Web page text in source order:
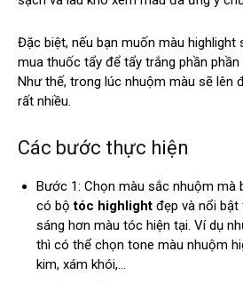
Đặc biệt, nếu bạn muốn màu highlight
mua thuốc tẩy để tẩy trắng phần
Như thế, trong lúc nhuộm màu sẽ lên
rất nhiều.
Các bước thực hiện
Bước 1: Chọn màu sắc nhuộm mà
có bộtóc highlight đẹp và nổi
sáng hơn màu tóc hiện tại. Ví dụ
thì có thể chọn tone màu nhuộm
kim, xám khói,…